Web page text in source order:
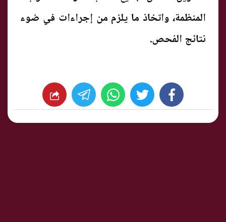
المنظمة، واتخاذ ما يلزم من إجراءات في ضوء
نتائج الفحص.
facebook
twitter
whats شارك